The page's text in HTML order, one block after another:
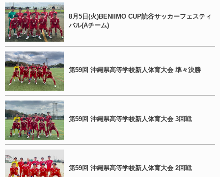
8月5日(火)BENIIMO CUP読谷サッカーフェスティ
バル(Aチーム)
第59回 沖縄県高等学校新人体育大会 準々決勝
第59回 沖縄県高等学校新人体育大会 3回戦
第59回 沖縄県高等学校新人体育大会 2回戦